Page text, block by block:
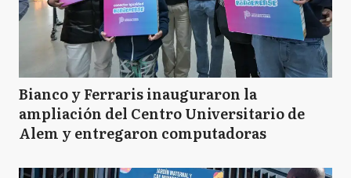
Bianco y Ferraris inauguraron la
ampliación del Centro Universitario de
Alem y entregaron computadoras